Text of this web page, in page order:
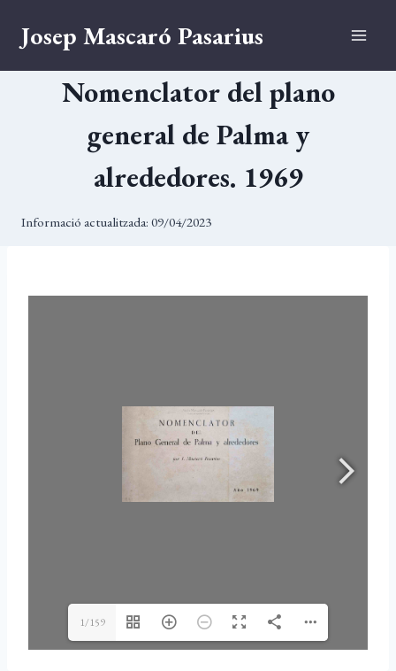
contingut
Josep Mascaró Pasarius
Nomenclator del plano
general de Palma y
alrededores. 1969
Informació actualitzada: 09/04/2023
1/159